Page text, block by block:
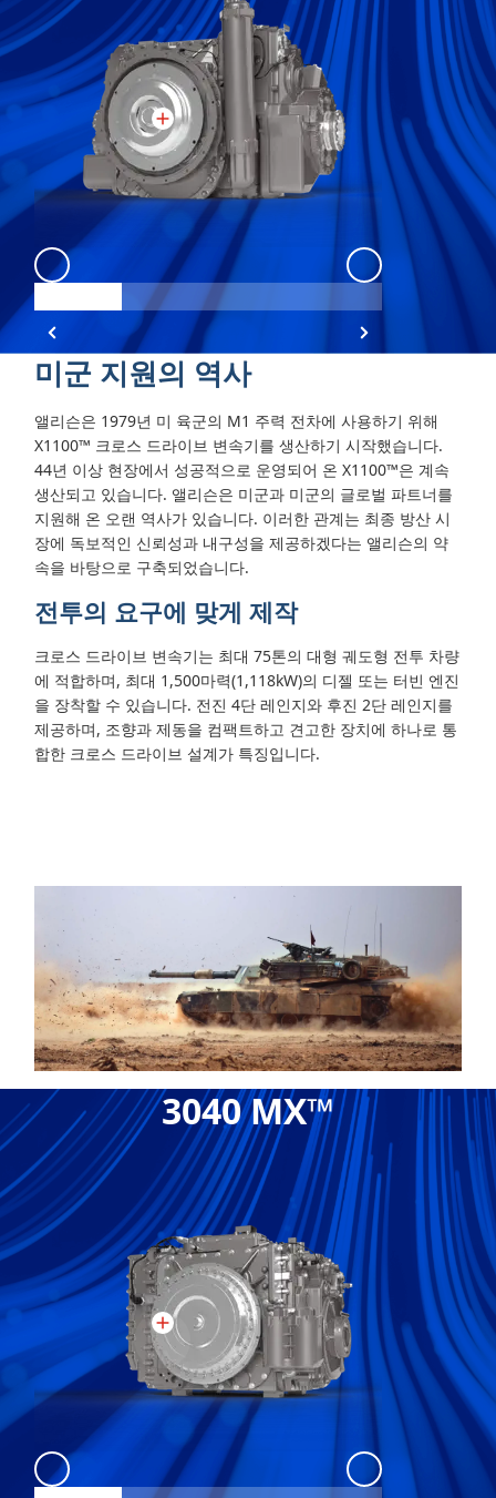
X1100 X1100 X1100 2
미군 지원의 역사
앨리슨은 1979년 미 육군의 M1 주력 전차에 사용하기 위해
X1100™ 크로스 드라이브 변속기를 생산하기 시작했습니다.
44년 이상 현장에서 성공적으로 운영되어 온 X1100™은 계속
생산되고 있습니다. 앨리슨은 미군과 미군의 글로벌 파트너를
지원해 온 오랜 역사가 있습니다. 이러한 관계는 최종 방산 시
장에 독보적인 신뢰성과 내구성을 제공하겠다는 앨리슨의 약
속을 바탕으로 구축되었습니다.
전투의 요구에 맞게 제작
크로스 드라이브 변속기는 최대 75톤의 대형 궤도형 전투 차량
에 적합하며, 최대 1,500마력(1,118kW)의 디젤 또는 터빈 엔진
을 장착할 수 있습니다. 전진 4단 레인지와 후진 2단 레인지를
제공하며, 조향과 제동을 컴팩트하고 견고한 장치에 하나로 통
합한 크로스 드라이브 설계가 특징입니다.
3040 MX™
3040 MX 3040 MX : 3040